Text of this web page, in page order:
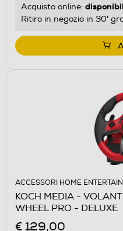
Acquisto online:
Ritiro in negozio in 30'
ACCESSORI HOME
KOCH MEDIA -
WHEEL PRO - DELUXE
€ 129,00